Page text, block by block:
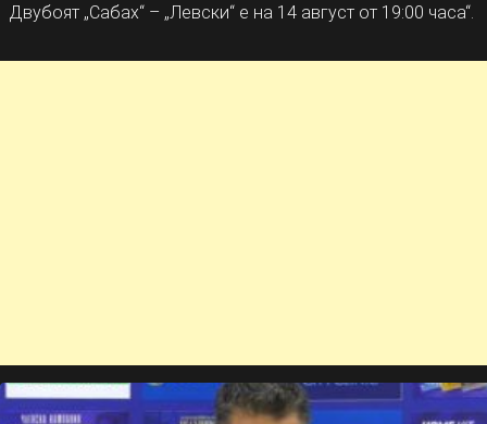
Двубоят „Сабах“ – „Левски“ е на 14 август от 19:00 часа“.